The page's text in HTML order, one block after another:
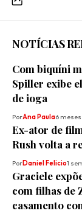
NOTÍCIAS
Com biquíni
Spiller exibe
de ioga
PorAna Paula6
Ex-ator de
Rush volta a
PorDaniel Felicio1
Graciele
com filhas de
casamento